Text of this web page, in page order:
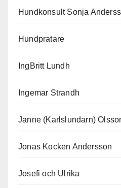
Hundkonsult Sonja
Hundpratare
IngBritt Lundh
Ingemar Strandh
Janne (Karlslundarn)
Jonas Kocken Andersson
Josefi och Ulrika